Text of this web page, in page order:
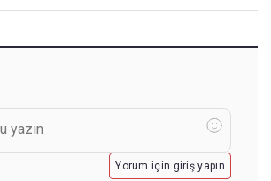
Yorum için giriş yapın